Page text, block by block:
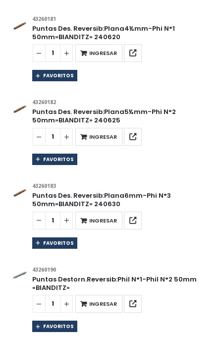
43260181
Puntas Des. Reversib:Plana4½mm-Phi N°1
50mm»BIANDITZ» 240620
INGRESAR
FAVORITOS
43260182
Puntas Des. Reversib:Plana5½mm-Phi N°2
50mm»BIANDITZ» 240625
INGRESAR
FAVORITOS
43260183
Puntas Des. Reversib:Plana6mm-Phi N°3
50mm»BIANDITZ» 240630
INGRESAR
FAVORITOS
43260190
Puntas Destorn.Reversib:Phil N°1-Phil N°2 50mm
«BIANDITZ»
INGRESAR
FAVORITOS